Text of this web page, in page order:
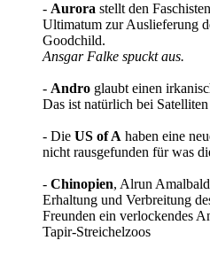
- Aurora stellt den
Ultimatum zur Auslieferung
Goodchild.
Ansgar Falke spuckt aus.
- Andro glaubt einen
Das ist natürlich bei
- Die US of A haben eine
nicht rausgefunden für was
- Chinopien, Alrun
Erhaltung und Verbreitung
Freunden ein verlockendes
Tapir-Streichelzoos